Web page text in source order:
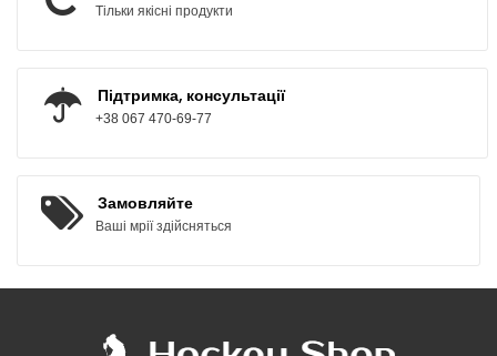
Тільки якісні продукти
Підтримка, консультації
+38 067 470-69-77
Замовляйте
Ваші мрії здійсняться